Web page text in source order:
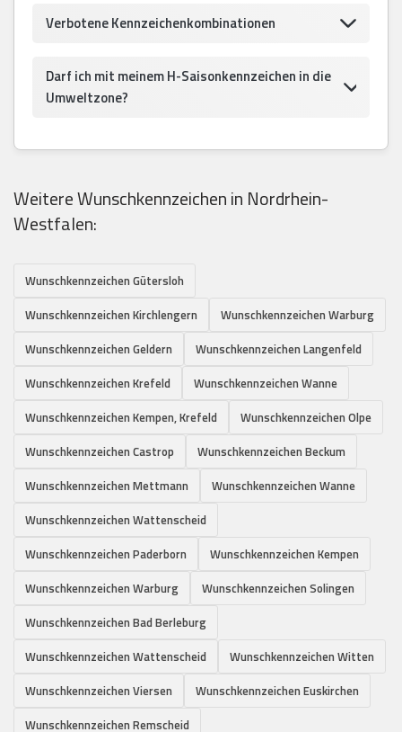
Verbotene Kennzeichenkombinationen
Darf ich mit meinem H-Saisonkennzeichen in die
Umweltzone?
Weitere Wunschkennzeichen in Nordrhein-
Westfalen:
Wunschkennzeichen Gütersloh
Wunschkennzeichen Kirchlengern
Wunschkennzeichen Warburg
Wunschkennzeichen Geldern
Wunschkennzeichen Langenfeld
Wunschkennzeichen Krefeld
Wunschkennzeichen Wanne
Wunschkennzeichen Kempen, Krefeld
Wunschkennzeichen Olpe
Wunschkennzeichen Castrop
Wunschkennzeichen Beckum
Wunschkennzeichen Mettmann
Wunschkennzeichen Wanne
Wunschkennzeichen Wattenscheid
Wunschkennzeichen Paderborn
Wunschkennzeichen Kempen
Wunschkennzeichen Warburg
Wunschkennzeichen Solingen
Wunschkennzeichen Bad Berleburg
Wunschkennzeichen Wattenscheid
Wunschkennzeichen Witten
Wunschkennzeichen Viersen
Wunschkennzeichen Euskirchen
Wunschkennzeichen Remscheid